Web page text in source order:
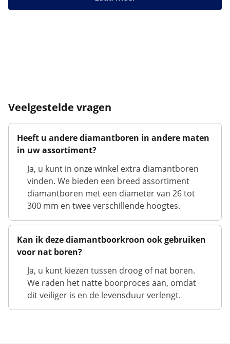
Veelgestelde vragen
Heeft u andere diamantboren in andere maten
in uw assortiment?
Ja, u kunt in onze winkel extra diamantboren
vinden. We bieden een breed assortiment
diamantboren met een diameter van 26 tot
300 mm en twee verschillende hoogtes.
Kan ik deze diamantboorkroon ook gebruiken
voor nat boren?
Ja, u kunt kiezen tussen droog of nat boren.
We raden het natte boorproces aan, omdat
dit veiliger is en de levensduur verlengt.